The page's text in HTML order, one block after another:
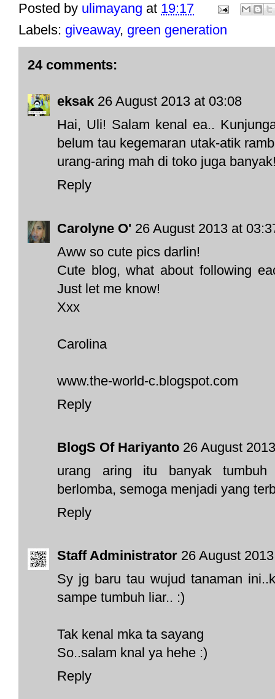
Posted by ulimayang at 19:17
Labels: giveaway, green generation
24 comments:
eksak 26 August 2013 at 03:08
Hai, Uli! Salam kenal ea..
belum tau kegemaran utak-atik
urang-aring mah di toko juga
Reply
Carolyne O' 26 August 2013 at
Aww so cute pics darlin!
Cute blog, what about following
Just let me know!
Xxx
Carolina
www.the-world-c.blogspot.com
Reply
BlogS Of Hariyanto 26 August
urang aring itu banyak
berlomba, semoga menjadi yang
Reply
Staff Administrator 26 August
Sy jg baru tau wujud tanaman
sampe tumbuh liar.. :)
Tak kenal mka ta sayang
So..salam knal ya hehe :)
Reply